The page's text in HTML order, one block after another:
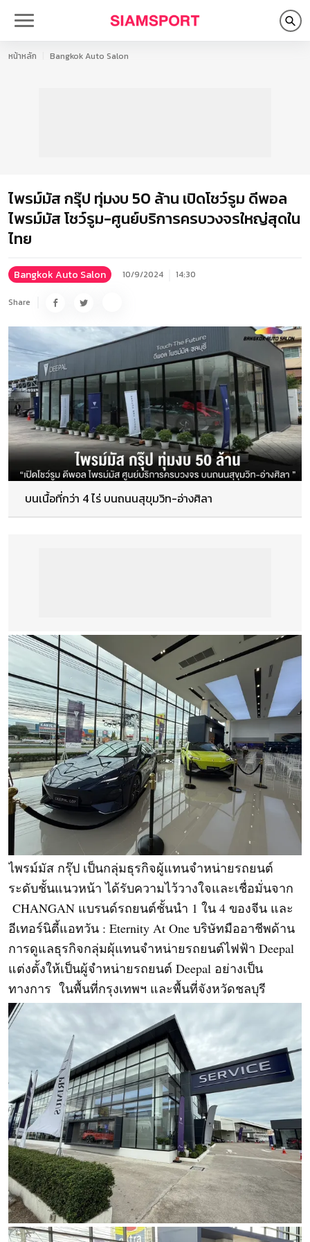
หน้าหลัก Bangkok Auto Salon
ไพรม์มัส กรุ๊ป ทุ่มงบ 50 ล้าน เปิดโชว์รูม ดีพอล
ไพรม์มัส โชว์รูม-ศูนย์บริการครบวงจรใหญ่สุดใน
ไทย
Bangkok Auto Salon 10/9/2024 14:30
Share
บนเนื้อที่กว่า 4 ไร่ บนถนนสุขุมวิท-อ่างศิลา
ไพรม์มัส กรุ๊ป เป็นกลุ่มธุรกิจผู้แทนจำหน่ายรถยนต์
ระดับชั้นแนวหน้า ได้รับความไว้วางใจและเชื่อมั่นจาก
CHANGAN แบรนด์รถยนต์ชั้นนำ 1 ใน 4 ของจีน และ
อีเทอร์นิตี้แอทวัน : Eternity At One บริษัทมืออาชีพด้าน
การดูแลธุรกิจกลุ่มผุ้แทนจำหน่ายรถยนต์ไฟฟ้า Deepal
แต่งตั้งให้เป็นผู้จำหน่ายรถยนต์ Deepal อย่างเป็น
ทางการ  ในพื้นที่กรุงเทพฯ และพื้นที่จังหวัดชลบุรี